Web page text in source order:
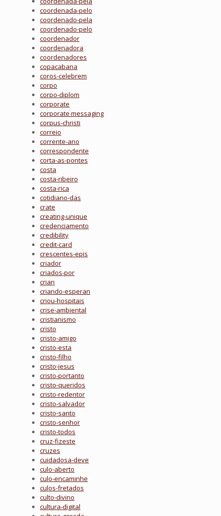
coordenada-pelo
coordenado-pela
coordenado-pelo
coordenador
coordenadora
coordenadores
copacabana
coros-celebrem
corpo
corpo-diplom
corporate
corporate messaging
corpus-christi
correio
corrente-ano
correspondente
corta-as-pontes
costa
costa-ribeiro
costa-rica
cotidiano-das
crate
creating-unique
credenciamento
credibility
credit-card
crescentes-epis
criador
criados-por
crian
criando-esperan
criou-hospitais
crise-ambiental
cristianismo
cristo
cristo-amigo
cristo-esta
cristo-filho
cristo-jesus
cristo-portanto
cristo-queridos
cristo-redentor
cristo-salvador
cristo-santo
cristo-senhor
cristo-todos
cruz-fizeste
cruzes
cuidadosa-deve
culo-aberto
culo-encaminhe
culos-fretados
culto-divino
cultura-digital